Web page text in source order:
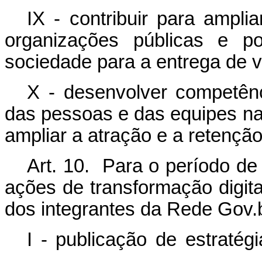
IX - contribuir para
organizações públicas e
sociedade para a entrega de
X - desenvolver
das pessoas e das equipes
ampliar a atração e a
Art. 10. Para o período
ações de transformação
dos integrantes da Rede
I - publicação de